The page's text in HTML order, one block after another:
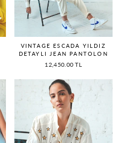
VINTAGE ESCADA YILDIZ
DETAYLI JEAN PANTOLON
12,450.00 TL